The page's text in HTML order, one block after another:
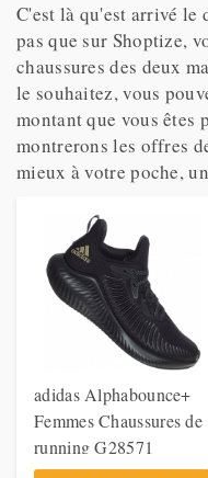
C'est là qu'est arrivé
pas que sur Shoptize,
chaussures des deux
le souhaitez, vous
montant que vous êtes
montrerons les offres
mieux à votre poche,
adidas Alphabounce+
Femmes Chaussures de
running G28571